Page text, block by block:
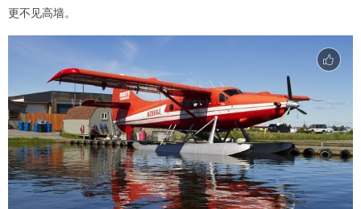
更不见高墙。